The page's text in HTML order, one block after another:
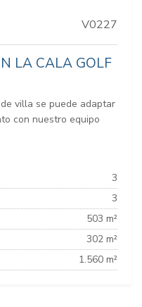
V0227
LA CALA GOLF
villa se puede adaptar
con nuestro equipo
3
3
503 m²
302 m²
1.560 m²